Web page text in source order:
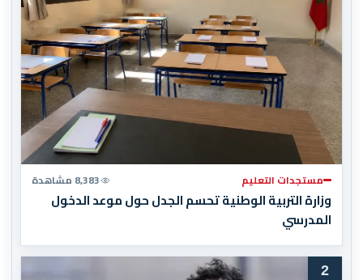
مستجدات التعليم 8,383 مشاهدة
وزارة التربية الوطنية تحسم الجدل حول موعد الدخول
المدرسي
2